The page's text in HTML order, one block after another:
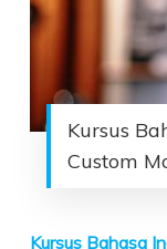
Kursus
Custom
Kursus Bahasa